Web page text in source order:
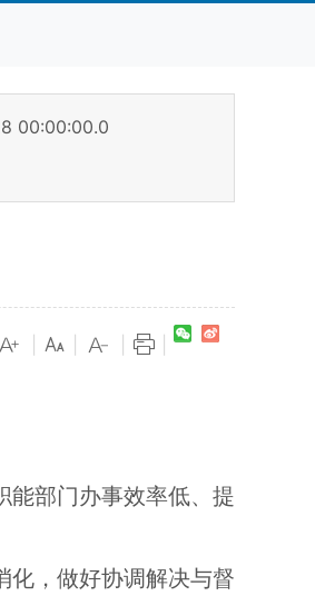
00:00:00.0
能部门办事效率低、提
化，做好协调解决与督